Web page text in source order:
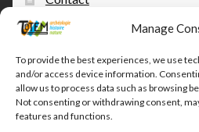
Manage
To provide the best experiences, we use
and/or access device information.
allow us to process data such as browsing
Not consenting or withdrawing consent,
features and functions.
Tautem – édition, diffusion,
CGV-CGU Tautem
Conditions générales